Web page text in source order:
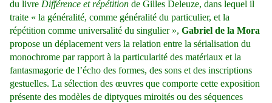
du livre Différence et répétition de Gilles Deleuze, dans lequel il
traite « la généralité, comme généralité du particulier, et la
répétition comme universalité du singulier », Gabriel de la Mora
propose un déplacement vers la relation entre la sérialisation du
monochrome par rapport à la particularité des matériaux et la
fantasmagorie de l’écho des formes, des sons et des inscriptions
gestuelles. La sélection des œuvres que comporte cette exposition
présente des modèles de diptyques miroités ou des séquences